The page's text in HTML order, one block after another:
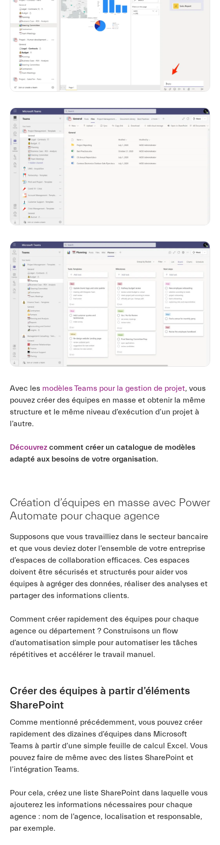
Avec les modèles Teams pour la gestion de projet, vous
pouvez créer des équipes en masse et obtenir la même
structure et le même niveau d’exécution d’un projet à
l’autre.
Découvrez comment créer un catalogue de modèles
adapté aux besoins de votre organisation.
Création d’équipes en masse avec Power
Automate pour chaque agence
Supposons que vous travailliez dans le secteur bancaire
et que vous deviez doter l’ensemble de votre entreprise
d’espaces de collaboration efficaces. Ces espaces
doivent être sécurisés et structurés pour aider vos
équipes à agréger des données, réaliser des analyses et
partager des informations clients.
Comment créer rapidement des équipes pour chaque
agence ou département ? Construisons un flow
d’automatisation simple pour automatiser les tâches
répétitives et accélérer le travail manuel.
Créer des équipes à partir d’éléments
SharePoint
Comme mentionné précédemment, vous pouvez créer
rapidement des dizaines d’équipes dans Microsoft
Teams à partir d’une simple feuille de calcul Excel. Vous
pouvez faire de même avec des listes SharePoint et
l’intégration Teams.
Pour cela, créez une liste SharePoint dans laquelle vous
ajouterez les informations nécessaires pour chaque
agence : nom de l’agence, localisation et responsable,
par exemple.